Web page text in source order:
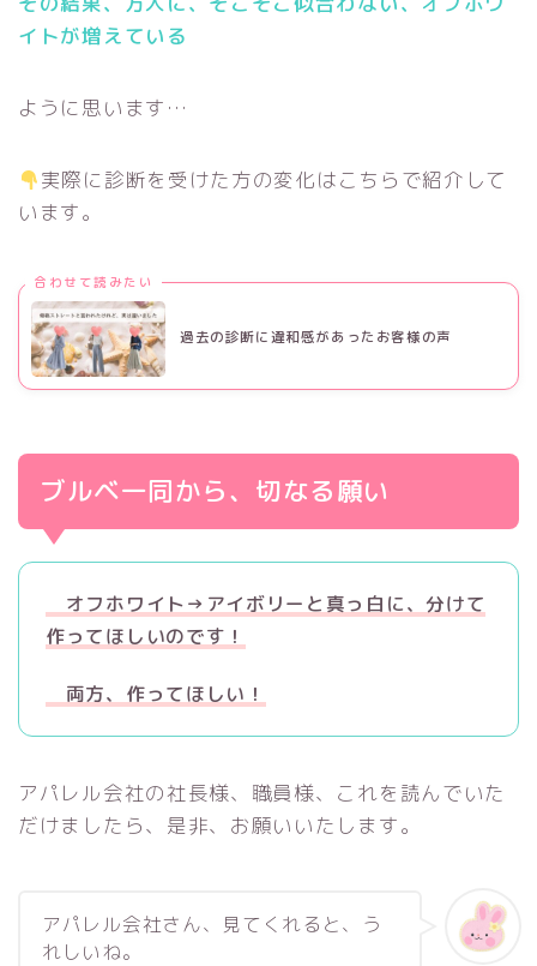
イトが増えている
ように思います…
実際に診断を受けた方の変化はこちらで紹介して
います。
合わせて読みたい
過去の診断に違和感があったお客様の声
ブルベ一同から、切なる願い
オフホワイト→アイボリーと真っ白に、分けて
作ってほしいのです！
両方、作ってほしい！
アパレル会社の社長様、職員様、これを読んでいた
だけましたら、是非、お願いいたします。
アパレル会社さん、見てくれると、う
れしいね。